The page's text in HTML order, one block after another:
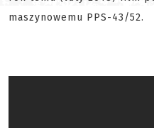
maszynowemu PPS-43/52.